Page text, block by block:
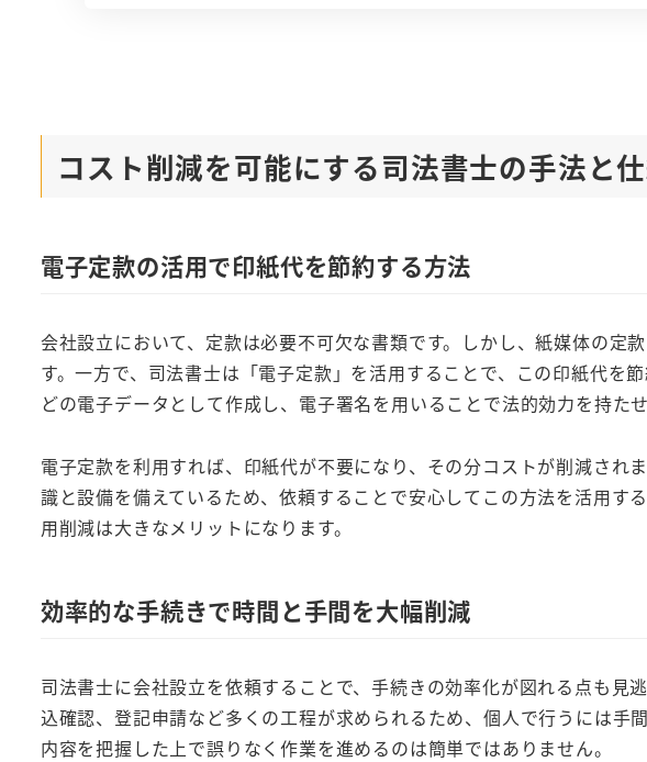
コスト削減を可能にする司法書士の手法と
電子定款の活用で印紙代を節約する方法
会社設立において、定款は必要不可欠な書類です。しかし、紙媒体の定
す。一方で、司法書士は「電子定款」を活用することで、この印紙代を
どの電子データとして作成し、電子署名を用いることで法的効力を持たせ
電子定款を利用すれば、印紙代が不要になり、その分コストが削減され
識と設備を備えているため、依頼することで安心してこの方法を活用す
用削減は大きなメリットになります。
効率的な手続きで時間と手間を大幅削減
司法書士に会社設立を依頼することで、手続きの効率化が図れる点も見
込確認、登記申請など多くの工程が求められるため、個人で行うには手
内容を把握した上で誤りなく作業を進めるのは簡単ではありません。